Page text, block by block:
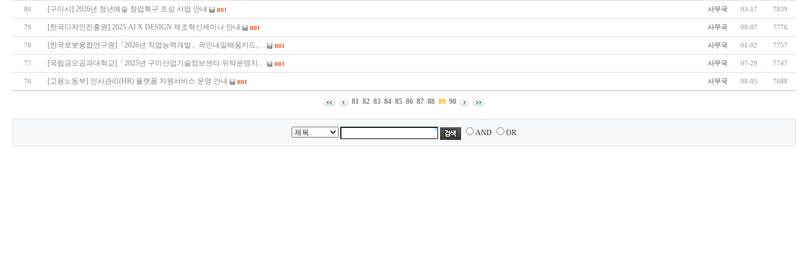
80 [구미시] 2026년 청년예술 창업특구 조성 사업 안내 사무국 03-17 7839
79 [한국디자인진흥원] 2025 AI X DESIGN 제조혁신세미나 안내 사무국 08-07 7776
78 [한국로봇융합연구원]「2026년 직업능력개발」국민내일배움카드,… 사무국 01-02 7757
77 [국립금오공과대학교]「2025년 구미산업기술정보센터 위탁운영지… 사무국 07-29 7747
76 [고용노동부] 인사관리(HR) 플랫폼 지원서비스 운영 안내 사무국 08-05 7688
81 82 83 84 85 86 87 88 89 90
AND OR